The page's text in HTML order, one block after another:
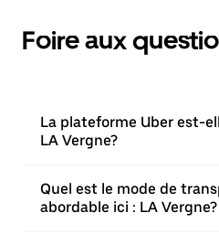
Foire aux
La plateforme Uber est-
LA Vergne?
Quel est le mode de
abordable ici : LA Vergne?